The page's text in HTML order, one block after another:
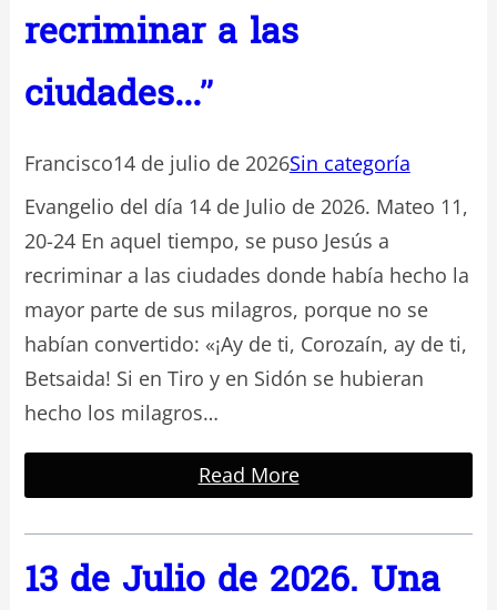
recriminar a las
ciudades…”
Francisco14 de julio de 2026Sin categoría
Evangelio del día 14 de Julio de 2026. Mateo 11,
20-24 En aquel tiempo, se puso Jesús a
recriminar a las ciudades donde había hecho la
mayor parte de sus milagros, porque no se
habían convertido: «¡Ay de ti, Corozaín, ay de ti,
Betsaida! Si en Tiro y en Sidón se hubieran
hecho los milagros…
Read More
13 de Julio de 2026. Una